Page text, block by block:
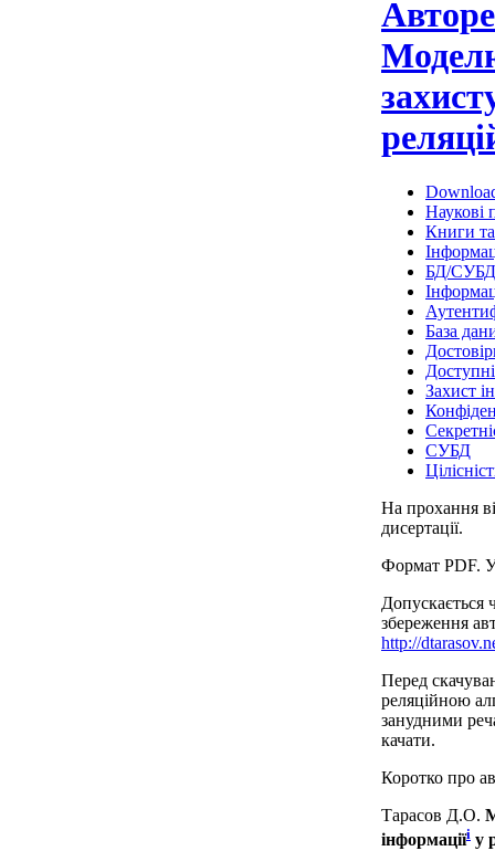
Наукові
Книги та
БД/СУБД
База
Захист
СУБД
На прохання
дисертації.
Формат PDF.
Допускається
збереження
http://
Перед
реляційною
занудними
качати.
Коротко про
Тарасов Д.О.
інформаціїi у